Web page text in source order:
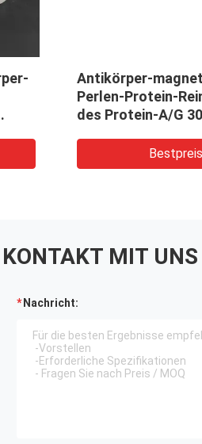
25 ml Protein
Reinigung Kit
10%
MIT
Nachricht: